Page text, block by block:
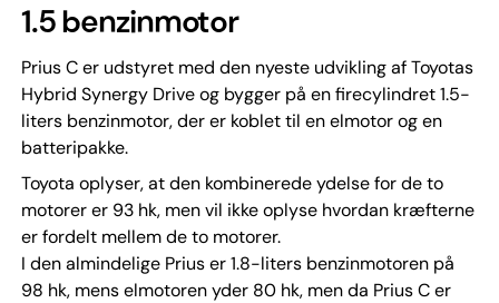
1.5 benzinmotor
Prius C er udstyret med den nyeste udvikling af Toyotas
Hybrid Synergy Drive og bygger på en firecylindret 1.5-
liters benzinmotor, der er koblet til en elmotor og en
batteripakke.
Toyota oplyser, at den kombinerede ydelse for de to
motorer er 93 hk, men vil ikke oplyse hvordan kræfterne
er fordelt mellem de to motorer.
I den almindelige Prius er 1.8-liters benzinmotoren på
98 hk, mens elmotoren yder 80 hk, men da Prius C er